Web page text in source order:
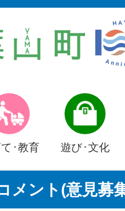
･教育 遊び･文化
メント(意見募